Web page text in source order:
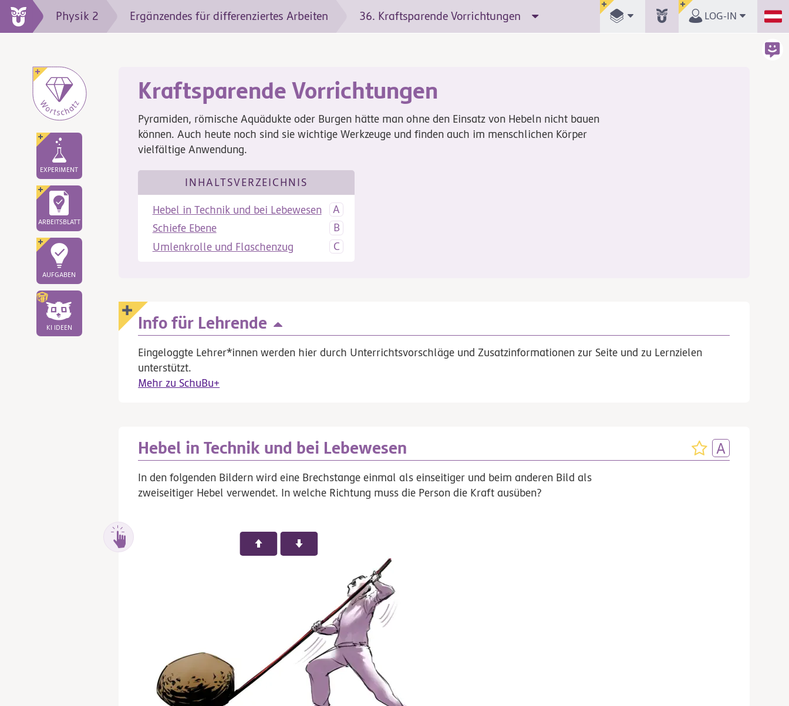
Kraftsparende Vorrichtungen
Pyramiden, römische Aquädukte oder Burgen hätte man ohne den Einsatz von Hebeln nicht bauen
können. Auch heute noch sind sie wichtige Werkzeuge und finden auch im menschlichen Körper
vielfältige Anwendung.
INHALTSVERZEICHNIS
Hebel in Technik und bei Lebewesen
Schiefe Ebene
Umlenkrolle und Flaschenzug
Info für Lehrende
Eingeloggte Lehrer*innen werden hier durch Unterrichtsvorschläge und Zusatzinformationen zur Seite und zu Lernzielen
unterstützt.
Mehr zu SchuBu+
Hebel in Technik und bei Lebewesen
In den folgenden Bildern wird eine Brechstange einmal als einseitiger und beim anderen Bild als
zweiseitiger Hebel verwendet. In welche Richtung muss die Person die Kraft ausüben?
EXPERIMENT
ARBEITSBLATT
AUFGABEN
KI IDEEN
Physik 2 Ergänzendes für differenziertes Arbeiten 36. Kraftsparende Vorrichtungen LOG-IN